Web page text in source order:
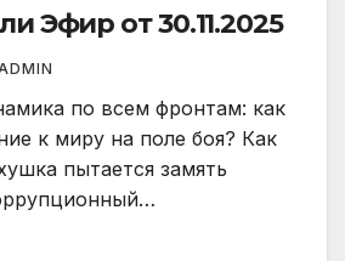
Эфир от 30.11.2025
по всем фронтам: как
к миру на поле боя? Как
пытается замять